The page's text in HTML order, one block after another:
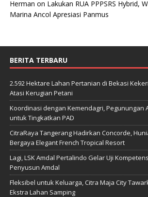
Herman on Lakukan RUA PPPSRS Hybrid,
Marina Ancol Apresiasi Panmus
BERITA TERBARU
2.592 Hektare Lahan Pertanian di Bekasi
Atasi Kerugian Petani
Koordinasi dengan Kemendagri, Pegunungan
untuk Tingkatkan PAD
CitraRaya Tangerang Hadirkan Concorde,
Bergaya Elegant French Tropical Resort
Lagi, LSK Amdal Pertalindo Gelar Uji
Penyusun Amdal
Fleksibel untuk Keluarga, Citra Maja City
Ekstra Lahan Samping